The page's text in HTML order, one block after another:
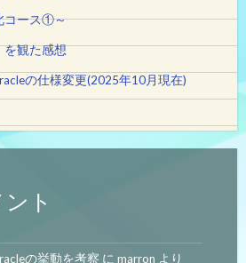
コース①～
を観た感想
の仕様変更(2025年10月現在)
ト
の挙動を考察 に marron より